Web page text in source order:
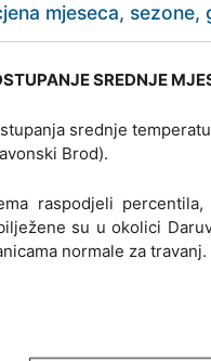
mjeseca, sezone,
SREDNJE
srednje
Brod).
raspodjeli
su u okolici
normale za travanj.